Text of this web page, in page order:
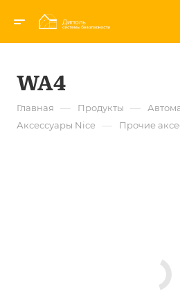
WA4
Главная — Продукты —
Аксессуары Nice — Прочие